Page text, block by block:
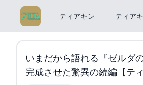
ティアキン ティア
いまだから語れる『ゼルダ
完成させた驚異の続編【テ